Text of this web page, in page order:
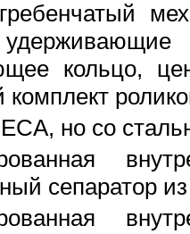
кольцо,
но со
сепаратор